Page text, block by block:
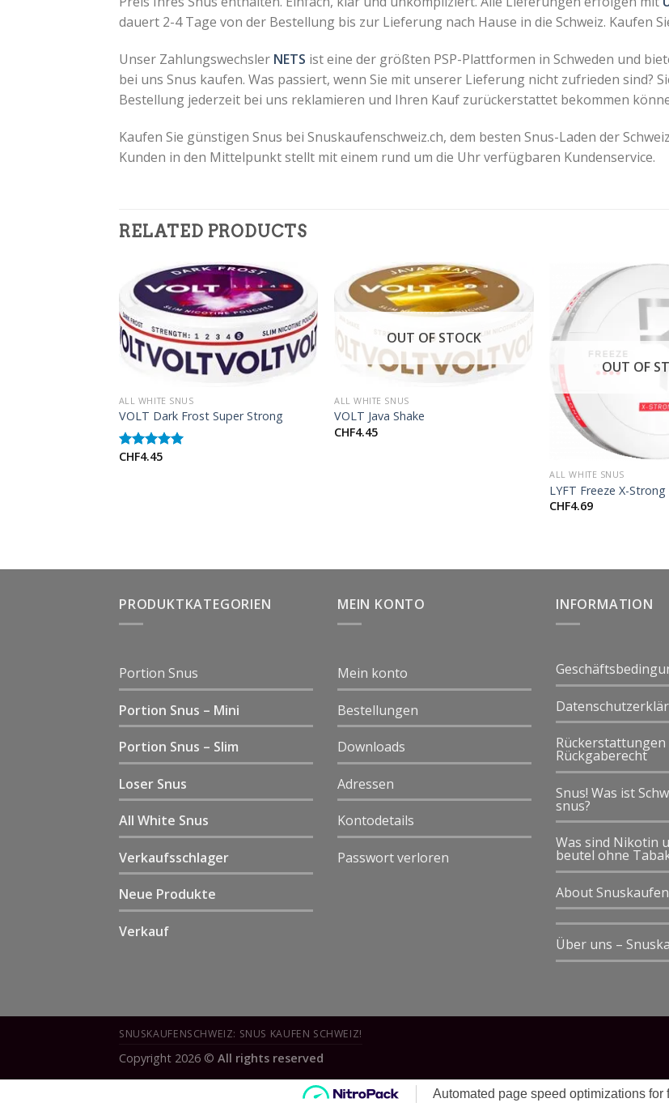
dauert 2-4 Tage von der Bestellung bis zur Lieferung nach Hause in die Schweiz. Kaufen
Unser Zahlungswechsler NETS ist eine der größten PSP-Plattformen in Schweden und
bei uns Snus kaufen. Was passiert, wenn Sie mit unserer Lieferung nicht zufrieden sind?
Bestellung jederzeit bei uns reklamieren und Ihren Kauf zurückerstattet bekommen
Kaufen Sie günstigen Snus bei Snuskaufenschweiz.ch, dem besten Snus-Laden der
Kunden in den Mittelpunkt stellt mit einem rund um die Uhr verfügbaren Kundenservice.
RELATED PRODUCTS
ALL WHITE SNUS
VOLT Dark Frost Super Strong
Rated5.00
CHF4.45
OUT OF STOCK
ALL WHITE SNUS
VOLT Java Shake
CHF4.45
OUT OF
ALL WHITE SNUS
LYFT Freeze X-Strong
CHF4.69
PRODUKTKATEGORIEN
Portion Snus
Portion Snus – Mini
Portion Snus – Slim
Loser Snus
All White Snus
Verkaufsschlager
Neue Produkte
Verkauf
MEIN KONTO
Mein konto
Bestellungen
Downloads
Adressen
Kontodetails
Passwort verloren
INFORMATION
Rückerstattungen
Rückgaberecht
Snus! Was ist
snus?
Was sind Nikotin
beutel ohne
About
Über uns –
SNUSKAUFENSCHWEIZ: SNUS KAUFEN SCHWEIZ!
Copyright 2026 © All rights reserved